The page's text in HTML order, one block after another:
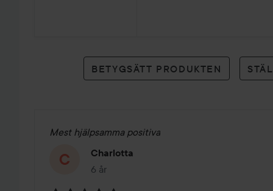
betyg
BETYGSÄTT PRODUKTEN
Mest hjälpsamma positiva
Charlotta
6 år
Inlägget skapades 6 år